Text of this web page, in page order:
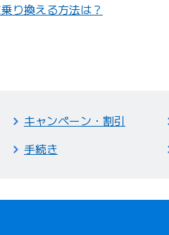
り換える方法は？
キャンペーン・割引
手続き